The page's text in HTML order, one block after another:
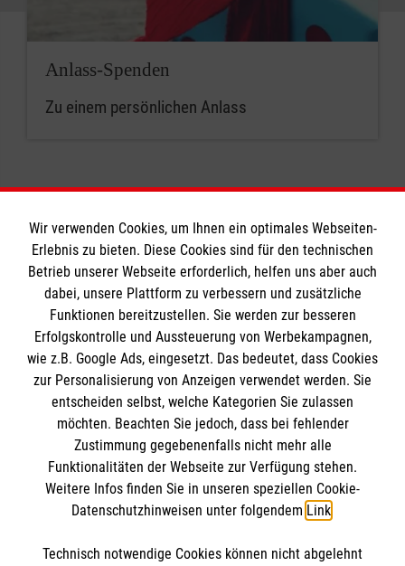
Anlass-Spenden
Zu einem persönlichen Anlass
Informationen
Impressum
Datenschutz
Barrierefreiheit
Kontakt
Die Malteser
Malteser in Deutschland
Malteserorden
Sharepoint
Spendenkonto
Wir verwenden Cookies, um Ihnen ein optimales Webseiten-
Erlebnis zu bieten. Diese Cookies sind für den technischen
Betrieb unserer Webseite erforderlich, helfen uns aber auch
dabei, unsere Plattform zu verbessern und zusätzliche
Funktionen bereitzustellen. Sie werden zur besseren
Erfolgskontrolle und Aussteuerung von Werbekampagnen,
wie z.B. Google Ads, eingesetzt. Das bedeutet, dass Cookies
zur Personalisierung von Anzeigen verwendet werden. Sie
entscheiden selbst, welche Kategorien Sie zulassen
möchten. Beachten Sie jedoch, dass bei fehlender
Zustimmung gegebenenfalls nicht mehr alle
Funktionalitäten der Webseite zur Verfügung stehen.
Weitere Infos finden Sie in unseren speziellen Cookie-
Datenschutzhinweisen unter folgendem Link.
Technisch notwendige Cookies können nicht abgelehnt